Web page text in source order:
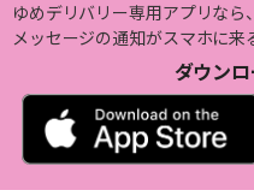
ゆめデリバリー専用アプリなら、
メッセージの通知がスマホに来
ダウン